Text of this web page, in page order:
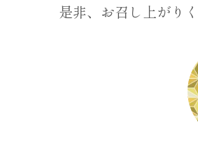
是非、お召し上がりく